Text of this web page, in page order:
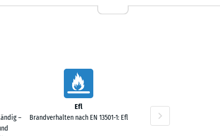
–
Efl
Brandverhalten nach EN 13501-1: Efl